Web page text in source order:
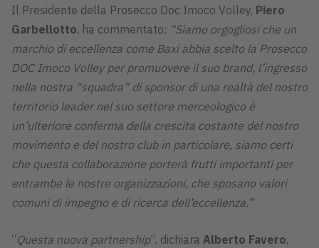
Il Presidente della Prosecco Doc Imoco Volley, Piero
Garbellotto, ha commentato: “Siamo orgogliosi che un
marchio di eccellenza come Baxi abbia scelto la Prosecco
DOC Imoco Volley per promuovere il suo brand, l’ingresso
nella nostra “squadra” di sponsor di una realtà del nostro
territorio leader nel suo settore merceologico è
un’ulteriore conferma della crescita costante del nostro
movimento e del nostro club in particolare, siamo certi
che questa collaborazione porterà frutti importanti per
entrambe le nostre organizzazioni, che sposano valori
comuni di impegno e di ricerca dell’eccellenza.”
“Questa nuova partnership”, dichiara Alberto Favero,